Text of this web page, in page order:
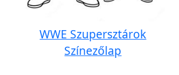
WWE Szupersztárok
Színezőlap